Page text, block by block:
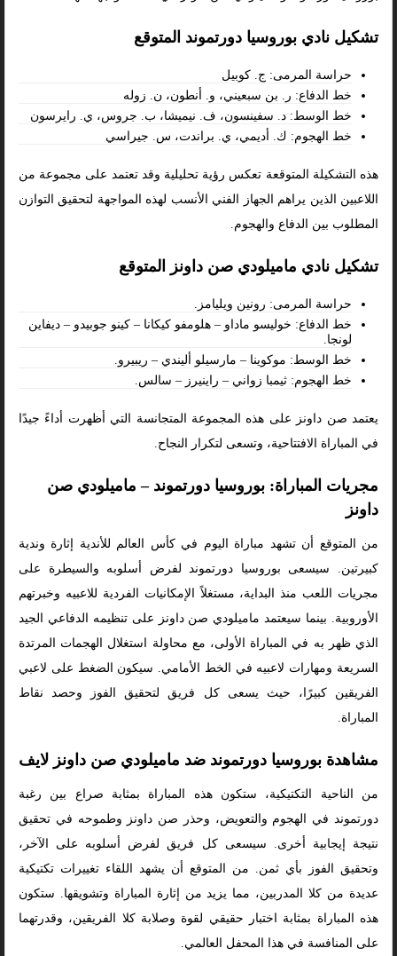
تشكيل نادي بوروسيا دورتموند المتوقع
حراسة المرمى: ج. كوبيل
خط الدفاع: ر. بن سبعيني، و. أنطون، ن. زوله
خط الوسط: د. سفينسون، ف. نيميشا، ب. جروس، ي. رايرسون
خط الهجوم: ك. أديمي، ي. براندت، س. جيراسي
هذه التشكيلة المتوقعة تعكس رؤية تحليلية وقد تعتمد على مجموعة من
اللاعبين الذين يراهم الجهاز الفني الأنسب لهذه المواجهة لتحقيق التوازن
المطلوب بين الدفاع والهجوم.
تشكيل نادي ماميلودي صن داونز المتوقع
حراسة المرمى: رونين ويليامز.
خط الدفاع: خوليسو ماداو – هلومفو كيكانا – كينو جوبيدو – ديفاين
لونجا.
خط الوسط: موكوينا – مارسيلو أليندي – ريبيرو.
خط الهجوم: ثيمبا زواني – راينيرز – سالس.
يعتمد صن داونز على هذه المجموعة المتجانسة التي أظهرت أداءً جيدًا
في المباراة الافتتاحية، وتسعى لتكرار النجاح.
مجريات المباراة: بوروسيا دورتموند – ماميلودي صن
داونز
من المتوقع أن تشهد مباراة اليوم في كأس العالم للأندية إثارة وندية
كبيرتين. سيسعى بوروسيا دورتموند لفرض أسلوبه والسيطرة على
مجريات اللعب منذ البداية، مستغلاً الإمكانيات الفردية للاعبيه وخبرتهم
الأوروبية. بينما سيعتمد ماميلودي صن داونز على تنظيمه الدفاعي الجيد
الذي ظهر به في المباراة الأولى، مع محاولة استغلال الهجمات المرتدة
السريعة ومهارات لاعبيه في الخط الأمامي. سيكون الضغط على لاعبي
الفريقين كبيرًا، حيث يسعى كل فريق لتحقيق الفوز وحصد نقاط
المباراة.
مشاهدة بوروسيا دورتموند ضد ماميلودي صن داونز لايف
من الناحية التكتيكية، ستكون هذه المباراة بمثابة صراع بين رغبة
دورتموند في الهجوم والتعويض، وحذر صن داونز وطموحه في تحقيق
نتيجة إيجابية أخرى. سيسعى كل فريق لفرض أسلوبه على الآخر،
وتحقيق الفوز بأي ثمن. من المتوقع أن يشهد اللقاء تغييرات تكتيكية
عديدة من كلا المدربين، مما يزيد من إثارة المباراة وتشويقها. ستكون
هذه المباراة بمثابة اختبار حقيقي لقوة وصلابة كلا الفريقين، وقدرتهما
على المنافسة في هذا المحفل العالمي.